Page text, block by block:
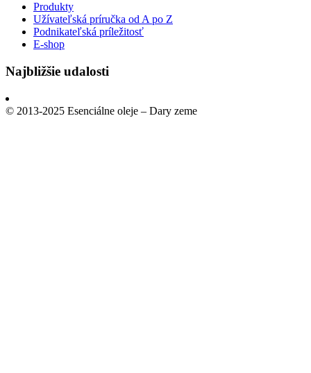
Produkty
Užívateľská príručka od A po Z
Podnikateľská príležitosť
E-shop
Najbližšie udalosti
© 2013-2025 Esenciálne oleje – Dary zeme